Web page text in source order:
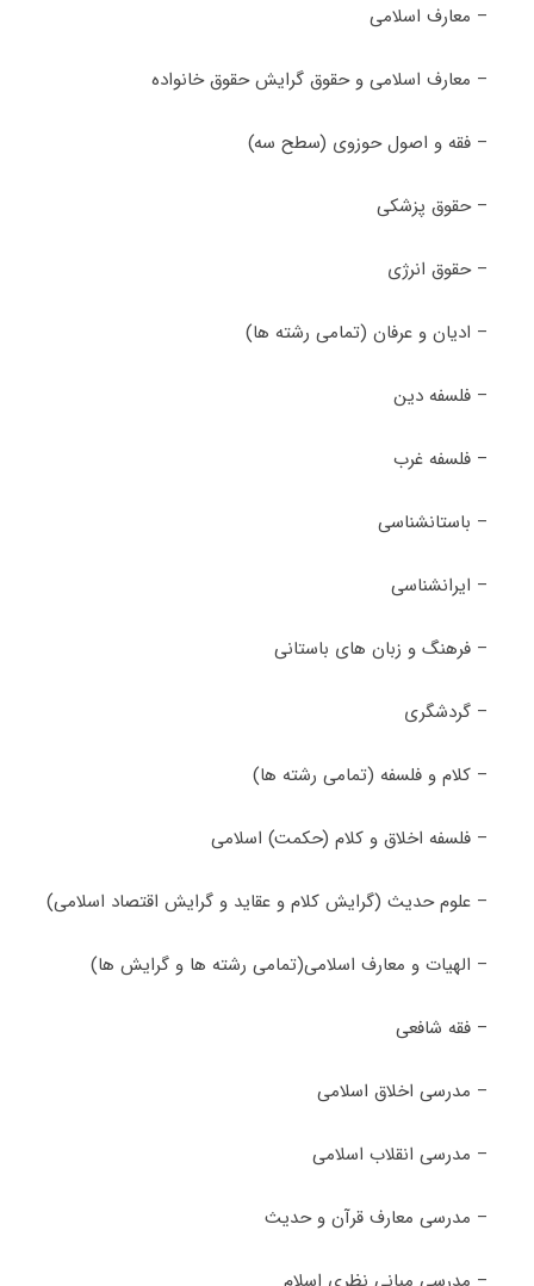
– معارف اسلامی
– معارف اسلامی و حقوق گرایش حقوق خانواده
– فقه و اصول حوزوی (سطح سه)
– حقوق پزشکی
– حقوق انرژی
– ادیان و عرفان (تمامی رشته ها)
– فلسفه دین
– فلسفه غرب
– باستانشناسی
– ایرانشناسی
– فرهنگ و زبان های باستانی
– گردشگری
– کلام و فلسفه (تمامی رشته ها)
– فلسفه اخلاق و کلام (حکمت) اسلامی
– علوم حدیث (گرایش کلام و عقاید و گرایش اقتصاد اسلامی)
– الهیات و معارف اسلامی(تمامی رشته ها و گرایش ها)
– فقه شافعی
– مدرسی اخلاق اسلامی
– مدرسی انقلاب اسلامی
– مدرسی معارف قرآن و حدیث